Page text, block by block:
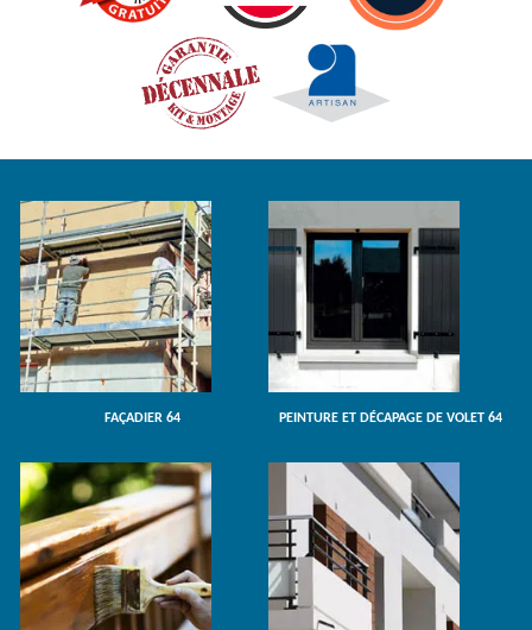
FAÇADIER 64 PEINTURE ET DÉCAPAGE DE VOLET 64